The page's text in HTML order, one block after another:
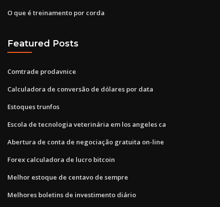
O que é treinamento por corda
Featured Posts
Comtrade prodavnice
Calculadora de conversão de dólares por data
Estoques trunfos
Escola de tecnologia veterinária em los angeles ca
Abertura de conta de negociação gratuita on-line
Forex calculadora de lucro bitcoin
Melhor estoque de centavo de sempre
Melhores boletins de investimento diário